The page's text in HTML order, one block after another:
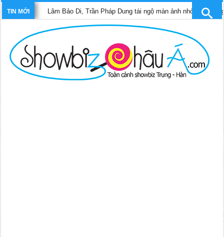
TIN MỚILâm Bảo Di, Trần Pháp Dung tái ngộ màn ảnh nhỏ TVB trong phim